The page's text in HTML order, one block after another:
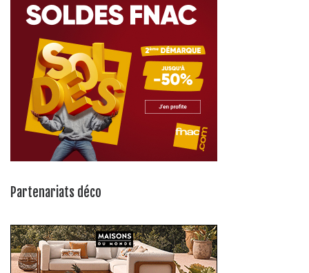
Partenariats déco